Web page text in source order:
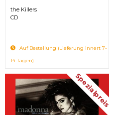
the Killers
CD
Auf Bestellung (Lieferung innert 7-
14 Tagen)
Spezialpreis